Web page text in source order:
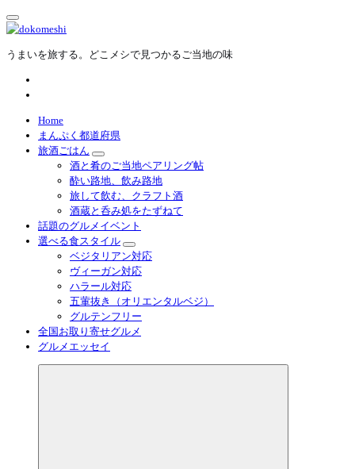
内
容
ス
うまいを旅する。どこメシで見つかるご当地の味
Home
まんぷく都道府県
旅酒ごはん
酒と肴のご当地ペアリング帖
酔い路地、飲み路地
旅して飲む、クラフト酒
酒蔵と呑み処をたずねて
話題のグルメイベント
選べる食スタイル
ベジタリアン対応
ヴィーガン対応
ハラール対応
五葷抜き（オリエンタルベジ）
グルテンフリー
全国お取り寄せグルメ
グルメエッセイ